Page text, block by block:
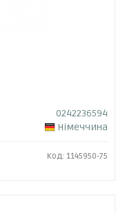
0242236594
Німеччина
Код: 1145950-75